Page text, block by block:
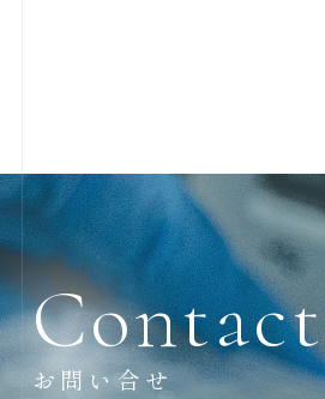
Contact
お問い合せ